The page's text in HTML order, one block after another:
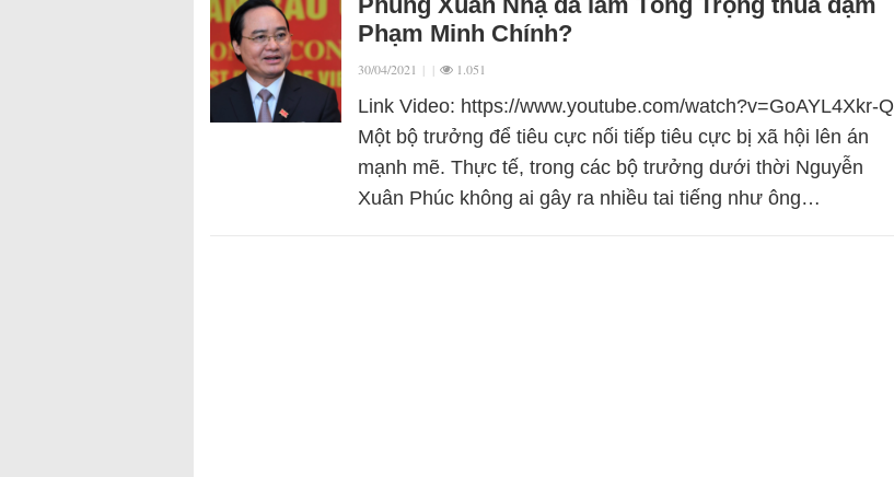
Phạm Minh Chính?
30/04/2021 | | 1.051
Link Video: https://www.youtube.com/watch?v=GoAYL4Xkr-Q
Một bộ trưởng để tiêu cực nối tiếp tiêu cực bị xã hội lên án
mạnh mẽ. Thực tế, trong các bộ trưởng dưới thời Nguyễn
Xuân Phúc không ai gây ra nhiều tai tiếng như ông…